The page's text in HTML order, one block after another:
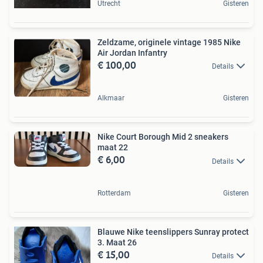
Utrecht Gisteren
Zeldzame, originele vintage 1985 Nike
Air Jordan Infantry
€ 100,00 Details
Alkmaar Gisteren
Nike Court Borough Mid 2 sneakers
maat 22
€ 6,00 Details
Rotterdam Gisteren
Blauwe Nike teenslippers Sunray protect
3. Maat 26
€ 15,00 Details